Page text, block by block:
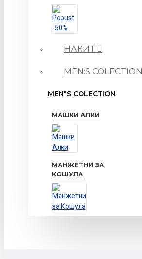
НАКИТ
MEN:S COLECTION
MEN"S COLECTION
МАШКИ АЛКИ
МАНЖЕТНИ ЗА
КОШУЛА